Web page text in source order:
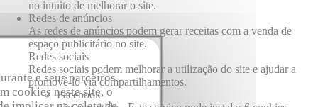
no intuito de melhorar o site.
Redes de anúncios
As redes de anúncios podem gerar receitas com a venda de
espaço publicitário no site.
Redes sociais
Redes sociais podem melhorar a utilização do site e ajudar a
promovê-lo via compartilhamentos.
Facebook
e seus parceiros
cookies neste site, o